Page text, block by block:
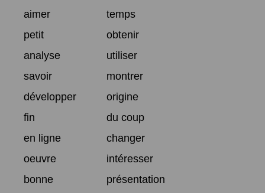
aimer
temps
petit
obtenir
analyse
utiliser
savoir
montrer
développer
origine
fin
du coup
en ligne
changer
oeuvre
intéresser
bonne
présentation